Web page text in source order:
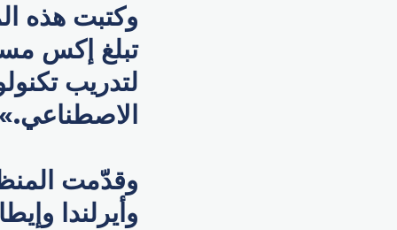
وكتبت هذه
تبلغ إكس
لتدريب
وقدّمت
وأيرلندا